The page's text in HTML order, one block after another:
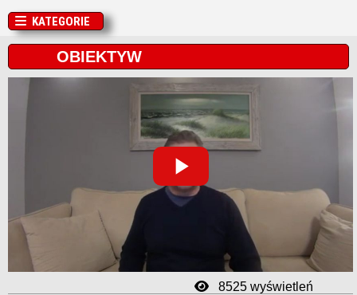
Filmoteka
Rozmaitości
KATEGORIE
OBIEKTYW
Play
Video
8525 wyświetleń